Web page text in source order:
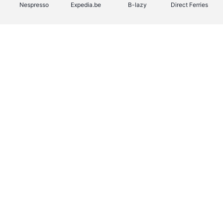
Nespresso Expedia.be B-lazy Direct Ferries